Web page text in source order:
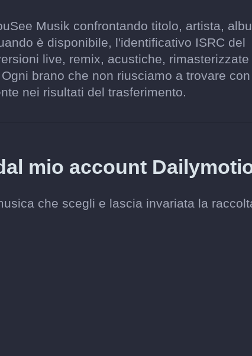
Musik confrontando titolo, artista,
è disponibile, l'identificativo ISRC del
live, remix, acustiche, rimasterizzate
brano che non riusciamo a trovare con
nei risultati del trasferimento.
mio account
che scegli e lascia invariata la